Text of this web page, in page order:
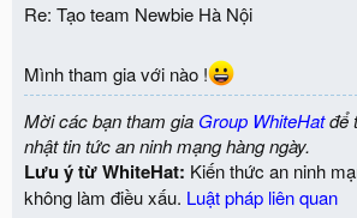
Re: Tạo team Newbie Hà Nội
Mình tham gia với nào !
Mời các bạn tham gia Group WhiteHatđể
nhật tin tức an ninh mạng hàng ngày.
Lưu ý từ WhiteHat: Kiến thức an ninh
không làm điều xấu. Luật pháp liên quan